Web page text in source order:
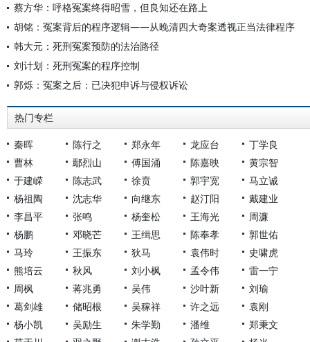
蔡方华：呼格冤案终得昭雪，但良知还在路上
胡铭：冤案背后的程序逻辑——从晚清四大奇案透视正当法律程序
韩大元：死刑冤案预防的法治路径
刘计划：死刑冤案的程序控制
郭烁：冤案之后：已决犯申诉与侵权诉讼
热门专栏
秦晖 陈行之 郑永年 龙应台
丁学良
曹林
鄢烈山 傅国涌 陈嘉映
黄宗智
于建嵘
陈志武 徐贲 郭宇宽
马立诚
杨祖陶
沈志华 向继东 赵汀阳
戴建业
李昌平
张鸣 杨奎松 王海光
周濂
杨鹏
邓晓芒 王缉思 陈奉孝
郭世佑
马玲
王振东 狄马 袁伟时
史啸虎
熊培云
秋风 刘小枫 孟令伟
雷一宁
周枫
蒋兆勇 吴伟 沙叶新
刘瑜
葛剑雄
储昭根 吴稼祥 许之远
袁刚
杨小凯
吴励生 朱学勤 潘维
郑秉文